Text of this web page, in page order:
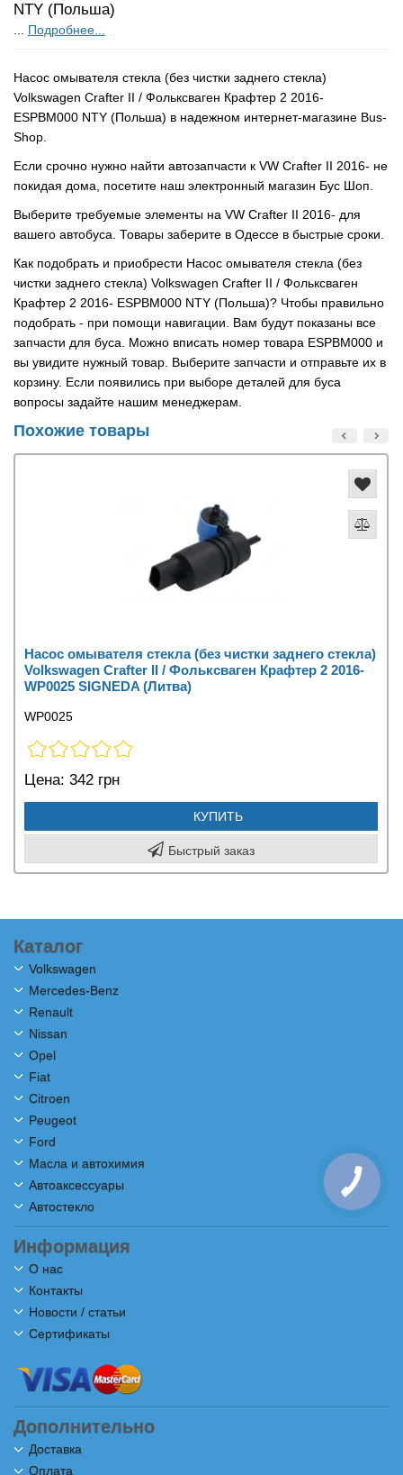
NTY (Польша)
Подробнее...
Насос омывателя стекла (без чистки заднего стекла)
Volkswagen Crafter II / Фольксваген Крафтер 2 2016-
ESPBM000 NTY (Польша) в надежном интернет-магазине Bus-
Shop.
Если срочно нужно найти автозапчасти к VW Crafter II 2016- не
покидая дома, посетите наш электронный магазин Бус Шоп.
Выберите требуемые элементы на VW Crafter II 2016- для
вашего автобуса. Товары заберите в Одессе в быстрые сроки.
Как подобрать и приобрести Насос омывателя стекла (без
чистки заднего стекла) Volkswagen Crafter II / Фольксваген
Крафтер 2 2016- ESPBM000 NTY (Польша)? Чтобы правильно
подобрать - при помощи навигации. Вам будут показаны все
запчасти для буса. Можно вписать номер товара ESPBM000 и
вы увидите нужный товар. Выберите запчасти и отправьте их в
корзину. Если появились при выборе деталей для буса
вопросы задайте нашим менеджерам.
Похожие товары
Насос омывателя стекла (без чистки заднего стекла)
Volkswagen Crafter II / Фольксваген Крафтер 2 2016-
WP0025 SIGNEDA (Литва)
WP0025
Цена: 342 грн
КУПИТЬ
Быстрый заказ
Каталог
Volkswagen
Mercedes-Benz
Renault
Nissan
Opel
Fiat
Citroen
Peugeot
Ford
Масла и автохимия
Автоаксессуары
Автостекло
Информация
О нас
Контакты
Новости / статьи
Сертификаты
Дополнительно
Доставка
Оплата